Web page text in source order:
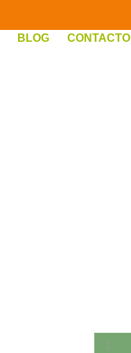
BLOG CONTACTO